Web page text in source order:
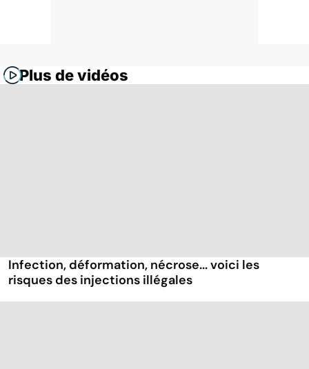
Plus de vidéos
Infection, déformation, nécrose... voici les
risques des injections illégales